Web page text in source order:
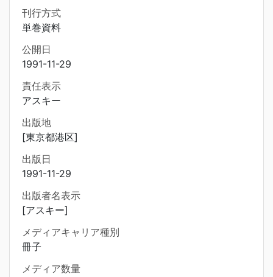
刊行方式
単巻資料
公開日
1991-11-29
責任表示
アスキー
出版地
[東京都港区]
出版日
1991-11-29
出版者名表示
[アスキー]
メディアキャリア種別
冊子
メディア数量